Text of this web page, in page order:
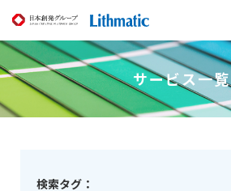
サービス一覧
検索タグ：